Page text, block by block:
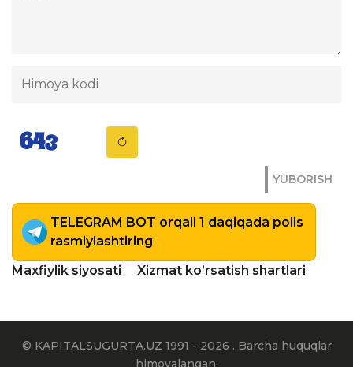
YUBORISH
TELEGRAM BOT orqali 1 daqiqada polis
rasmiylashtiring
Maxfiylik siyosati
Xizmat ko’rsatish shartlari
© KAPITALSUGURTA.UZ 1991 - 2026 . Barcha huquqlar
himoyalangan.